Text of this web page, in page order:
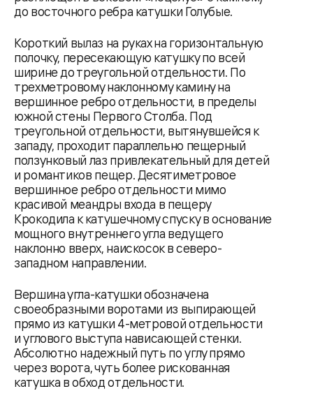
до восточного ребра катушки Голубые.
Короткий вылаз на руках на горизонтальную
полочку, пересекающую катушку по всей
ширине до треугольной отдельности. По
трехметровому наклонному камину на
вершинное ребро отдельности, в пределы
южной стены Первого Столба. Под
треугольной отдельности, вытянувшейся к
западу, проходит параллельно пещерный
ползунковый лаз привлекательный для детей
и романтиков пещер. Десятиметровое
вершинное ребро отдельности мимо
красивой меандры входа в пещеру
Крокодила к катушечному спуску в основание
мощного внутреннего угла ведущего
наклонно вверх, наискосок в северо-
западном направлении.
Вершина угла-катушки обозначена
своеобразными воротами из выпирающей
прямо из катушки 4-метровой отдельности
и углового выступа нависающей стенки.
Абсолютно надежный путь по углу прямо
через ворота, чуть более рискованная
катушка в обход отдельности.